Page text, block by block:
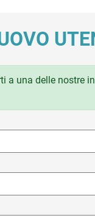
a una delle nostre